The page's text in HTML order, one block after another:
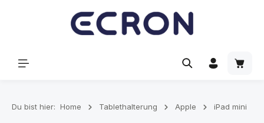
Du bist hier: Home Tablethalterung Apple iPad mini